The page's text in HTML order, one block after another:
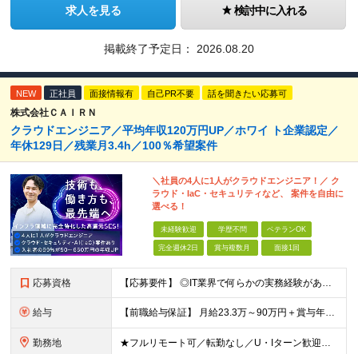
求人を見る 検討中に入れる
掲載終了予定日： 2026.08.20
NEW 正社員 面接情報有 自己PR不要 話を聞きたい応募可
株式会社ＣＡＩＲＮ
クラウドエンジニア／平均年収120万円UP／ホワイ ト企業認定／
年休129日／残業月3.4h／100％希望案件
＼社員の4人に1人がクラウドエンジニア！／ ク
ラウド・IaC・セキュリティなど、 案件を自由に
選べる！
未経験歓迎 学歴不問 ベテランOK
完全週休2日 賞与複数月 面接1回
応募資格 【応募要件】 ◎IT業界で何らかの実務経験がある方 └2～3ヶ月の実務経験のある方は歓迎します！ 例）PCキッティングやモバイル通信基地局の業務経験者など インフラエンジニアとして経験のある方は、
給与 【前職給与保証】 月給23.3万～90万円＋賞与年2回＋インセンティブ ★年収1000万円以上の実績あり！ ※上記月給には月20～30時間分（2万9,300円～21万7,900円）の固定残業代を含み
勤務地 ★フルリモート可／転勤なし／U・Iターン歓迎★ ◎勤務地は相談の上、ご自宅近くに調整します！ 【勤務地】 本社、または東京／埼玉／千葉／神奈川／愛知／仙台のクライアント先 ◎完全在宅（フルリモート）